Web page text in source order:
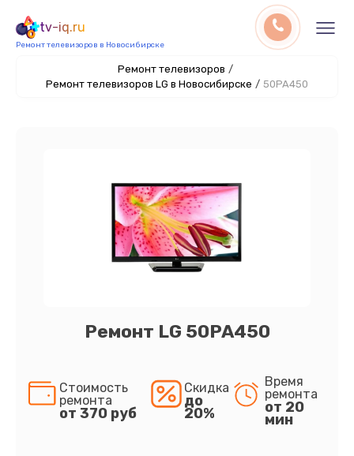
tv-iq.ru
Ремонт телевизоров в Новосибирске
Ремонт телевизоров /
Ремонт телевизоров LG в Новосибирске / 50PA450
Ремонт LG 50PA450
Стоимость
ремонта
от 370 руб
Скидка
до
20%
Время
ремонта
от 20
мин